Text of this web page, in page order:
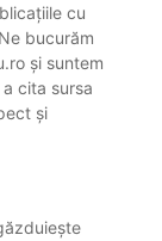
cu
bucurăm
și suntem
cita sursa
și